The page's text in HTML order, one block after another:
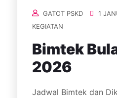
GATOT PSKD 1
KEGIATAN
Bimtek
2026
Jadwal Bimtek dan